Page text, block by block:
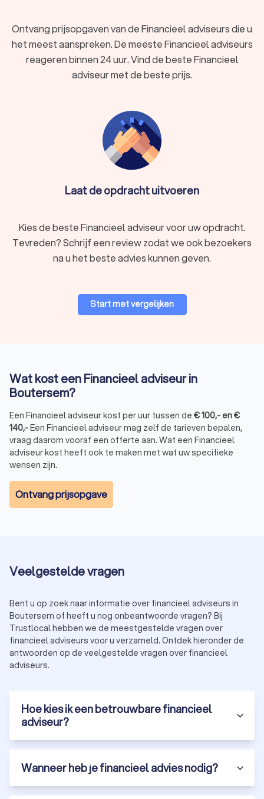
Ontvang prijsopgaven van de Financieel adviseurs die u
het meest aanspreken. De meeste Financieel adviseurs
reageren binnen 24 uur. Vind de beste Financieel
adviseur met de beste prijs.
Laat de opdracht uitvoeren
Kies de beste Financieel adviseur voor uw opdracht.
Tevreden? Schrijf een review zodat we ook bezoekers
na u het beste advies kunnen geven.
Start met vergelijken
Wat kost een Financieel adviseur in
Boutersem?
Een Financieel adviseur kost per uur tussen de €100,- en€
140,-Een Financieel adviseur mag zelf de tarieven bepalen,
vraag daarom vooraf een offerte aan. Wat een Financieel
adviseur kost heeft ook te maken met wat uw specifieke
wensen zijn.
Ontvang prijsopgave
Veelgestelde vragen
Bent u op zoek naar informatie over financieel adviseurs in
Boutersem of heeft u nog onbeantwoorde vragen? Bij
Trustlocal hebben we de meestgestelde vragen over
financieel adviseurs voor u verzameld. Ontdek hieronder de
antwoorden op de veelgestelde vragen over financieel
adviseurs.
Hoe kies ik een betrouwbare financieel
adviseur?
Wanneer heb je financieel advies nodig?